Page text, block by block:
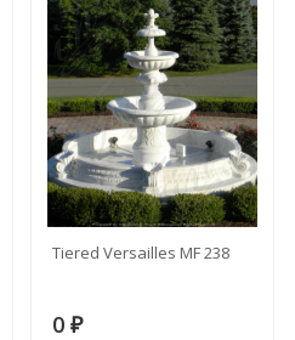
Tiered Versailles MF 238
0 ₽